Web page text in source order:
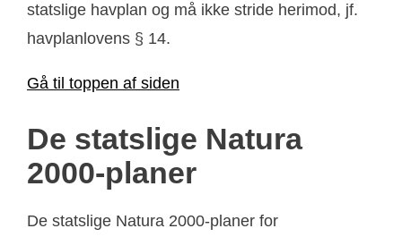
statslige havplan og må ikke stride herimod, jf.
havplanlovens § 14.
Gå til toppen af siden
De statslige Natura
2000-planer
De statslige Natura 2000-planer for